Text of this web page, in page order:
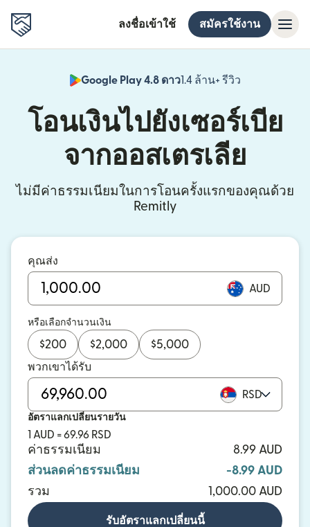
ลงชื่อเข้าใช้ สมัครใช้งาน
Google Play 4.8 ดาว1.4 ล้าน+ รีวิว
(เปิดในหน้าต่
โอนเงินไปยังเซอร์เบีย
จากออสเตรเลีย
ไม่มีค่าธรรมเนียมในการโอนครั้งแรกของคุณด้วย
Remitly
คุณส่ง
AUD
หรือเลือกจำนวนเงิน
$200 $2,000 $5,000
พวกเขาได้รับ
RSD
อัตราแลกเปลี่ยนรายวัน
1 AUD = 69.96 RSD
ค่าธรรมเนียม
8.99 AUD
ส่วนลดค่าธรรมเนียม
-8.99 AUD
รวม
1,000.00 AUD
รับอัตราแลกเปลี่ยนนี้